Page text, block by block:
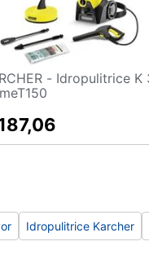
- Idropulitrice K 3
Idropulitrice Karcher